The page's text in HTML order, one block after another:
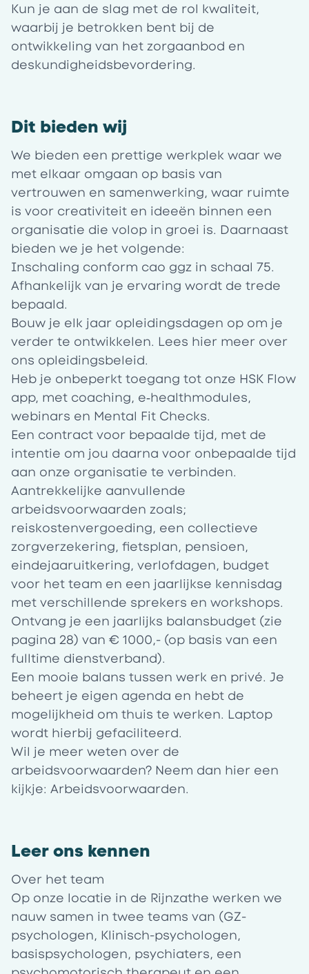
Kun je aan de slag met de rol kwaliteit,
waarbij je betrokken bent bij de
ontwikkeling van het zorgaanbod en
deskundigheidsbevordering.
Dit bieden wij
We bieden een prettige werkplek waar we
met elkaar omgaan op basis van
vertrouwen en samenwerking, waar ruimte
is voor creativiteit en ideeën binnen een
organisatie die volop in groei is. Daarnaast
bieden we je het volgende:
Inschaling conform cao ggz in schaal 75.
Afhankelijk van je ervaring wordt de trede
bepaald.
Bouw je elk jaar opleidingsdagen op om je
verder te ontwikkelen. Lees hier meer over
ons opleidingsbeleid.
Heb je onbeperkt toegang tot onze HSK Flow
app, met coaching, e‑healthmodules,
webinars en Mental Fit Checks.
Een contract voor bepaalde tijd, met de
intentie om jou daarna voor onbepaalde tijd
aan onze organisatie te verbinden.
Aantrekkelijke aanvullende
arbeidsvoorwaarden zoals;
reiskostenvergoeding, een collectieve
zorgverzekering, fietsplan, pensioen,
eindejaaruitkering, verlofdagen, budget
voor het team en een jaarlijkse kennisdag
met verschillende sprekers en workshops.
Ontvang je een jaarlijks balansbudget (zie
pagina 28) van € 1000,- (op basis van een
fulltime dienstverband).
Een mooie balans tussen werk en privé. Je
beheert je eigen agenda en hebt de
mogelijkheid om thuis te werken. Laptop
wordt hierbij gefaciliteerd.
Wil je meer weten over de
arbeidsvoorwaarden? Neem dan hier een
kijkje: Arbeidsvoorwaarden.
Leer ons kennen
Over het team
Op onze locatie in de Rijnzathe werken we
nauw samen in twee teams van (GZ-
psychologen, Klinisch-psychologen,
basispsychologen, psychiaters, een